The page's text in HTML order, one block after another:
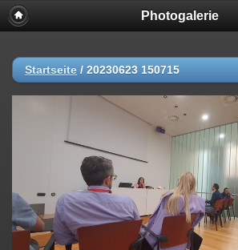
Photogalerie
Startseite / 20230623 150715